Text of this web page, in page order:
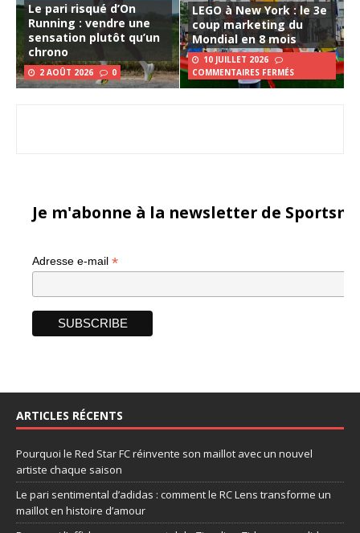
Le pari risqué d’On
Running : vendre une
sensation plutôt qu’un
chrono
2 AOÛT 2026 0
LEGO à New York : le 3e
coup marketing du
Mondial en 8 mois
10 JUILLET 2026
COMMENTAIRES FERMÉS
Je m'abonne à la newsletter de
Adresse e-mail *
ARTICLES RÉCENTS
Pourquoi le Red Star FC réinvente son maillot avec un nouvel
artiste chaque saison
Le pari sentimental d’adidas : comment le RC Lens transforme un
maillot en histoire d’amour